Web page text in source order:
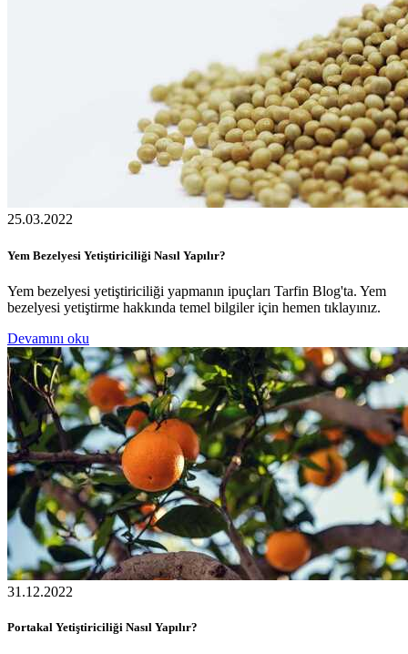
25.03.2022
Yem Bezelyesi Yetiştiriciliği Nasıl Yapılır?
Yem bezelyesi yetiştiriciliği yapmanın ipuçları Tarfin Blog'ta. Yem
bezelyesi yetiştirme hakkında temel bilgiler için hemen tıklayınız.
Devamını oku
31.12.2022
Portakal Yetiştiriciliği Nasıl Yapılır?